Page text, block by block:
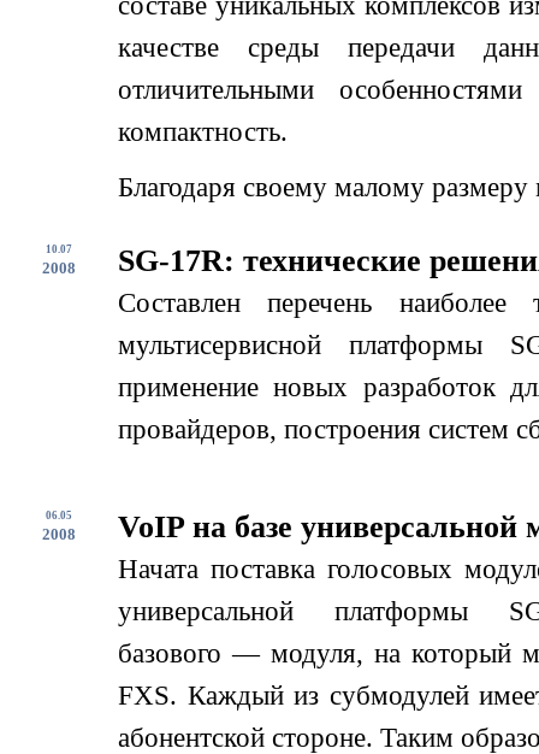
качестве среды передачи
отличительными
компактность.
Благодаря своему малому
10.07
2008 SG-17R: технические
Составлен перечень наиболее
мультисервисной платформы
применение новых разработок
провайдеров, построения систем
06.05
2008 VoIP на базе
Начата поставка голосовых
универсальной
базового — модуля, на который
FXS. Каждый из субмодулей
абонентской стороне. Таким